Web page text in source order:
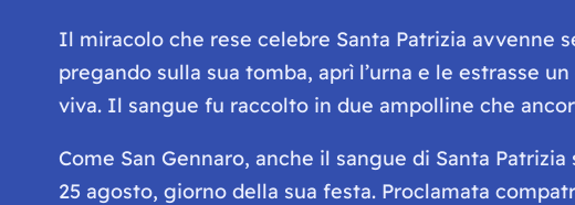
Il miracolo che rese celebre Santa Patrizia avvenne
pregando sulla sua tomba, aprì l’urna e le estrasse
viva. Il sangue fu raccolto in due ampolline che
Come San Gennaro, anche il sangue di Santa
25 agosto, giorno della sua festa. Proclamata